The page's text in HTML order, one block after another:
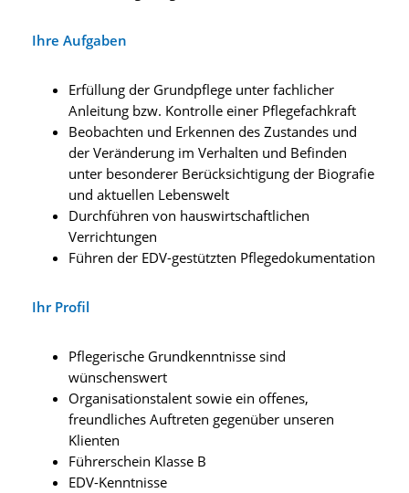
Ihre Aufgaben
Erfüllung der Grundpflege unter fachlicher
Anleitung bzw. Kontrolle einer Pflegefachkraft
Beobachten und Erkennen des Zustandes und
der Veränderung im Verhalten und Befinden
unter besonderer Berücksichtigung der Biografie
und aktuellen Lebenswelt
Durchführen von hauswirtschaftlichen
Verrichtungen
Führen der EDV-gestützten Pflegedokumentation
Ihr Profil
Pflegerische Grundkenntnisse sind
wünschenswert
Organisationstalent sowie ein offenes,
freundliches Auftreten gegenüber unseren
Klienten
Führerschein Klasse B
EDV-Kenntnisse